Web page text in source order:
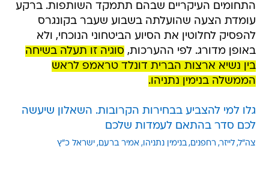
התחומים העיקריים שבהם תתמקד השותפות. ברקע
עומדת הצעה שהועלתה בשבוע שעבר בקונגרס
להפסיק לחלוטין את הסיוע הביטחוני הנוכחי, ולא
באופן מדורג. לפי ההערכות, סוגיה זו תעלה בשיחה
בין נשיא ארצות הברית דונלד טראמפ לראש
הממשלה בנימין נתניהו.
גלו למי להצביע בבחירות הקרובות. השאלון שיעשה
לכם סדר בהתאם לעמדות שלכם
צה"ל לייזר רחפנים בנימין נתניהו אמיר ברעם ישראל כ"ץ